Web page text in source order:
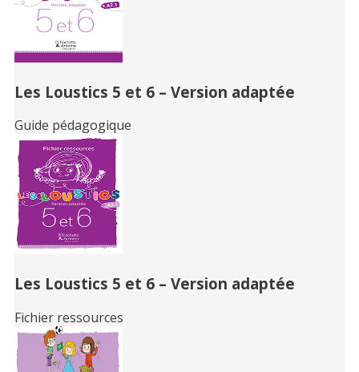
Les Loustics 5 et 6 – Version adaptée
Guide pédagogique
Les Loustics 5 et 6 – Version adaptée
Fichier ressources